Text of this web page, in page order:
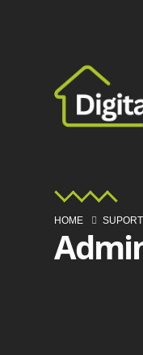
HOME